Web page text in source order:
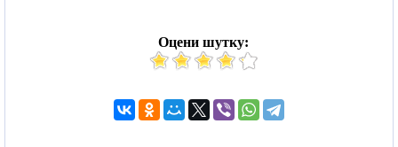
Оцени шутку: